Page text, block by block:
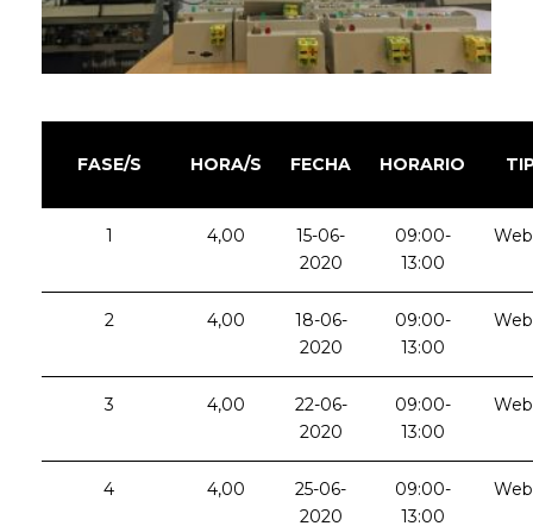
FASE/S HORA/S FECHA HORARIO
1 4,00
15-06-
2020
09:00-
13:00
2 4,00
18-06-
2020
09:00-
13:00
3 4,00
22-06-
2020
09:00-
13:00
4 4,00
25-06-
2020
09:00-
13:00